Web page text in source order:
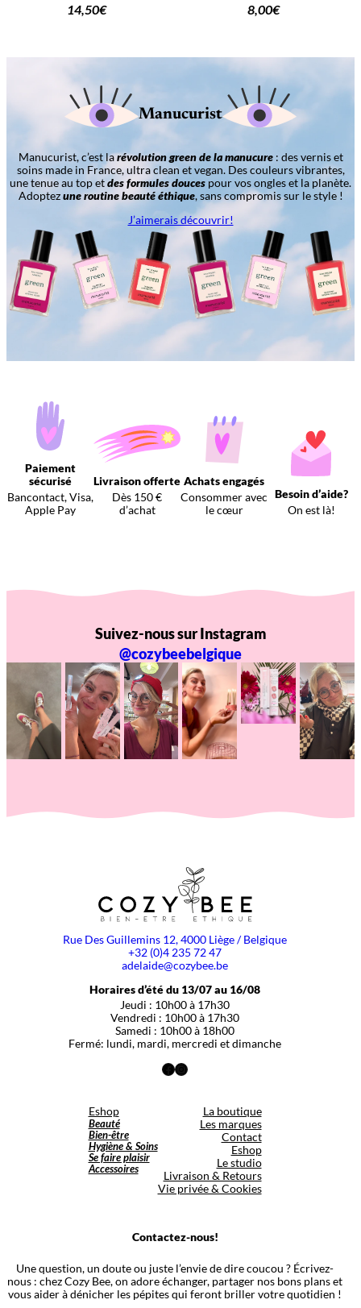
14,50€
8,00€
Manucurist
Manucurist, c’est larévolution green de la manucure: des vernis et
soins made in France, ultra clean et vegan. Des couleurs vibrantes,
une tenue au top etdes formules douces pour vos ongles et la planète.
Adoptezune routine beauté éthique, sans compromis sur le style !
J’aimerais découvrir!
Paiement
sécurisé
Bancontact, Visa,
Apple Pay
Livraison offerte
Dès 150 €
d’achat
Achats engagés
Consommer avec
le cœur
Besoin d’aide?
On est là!
Suivez-nous sur Instagram
@cozybeebelgique
Rue Des Guillemins 12, 4000 Liège / Belgique
+32 (0)4 235 72 47
adelaide@cozybee.be
Horaires d’été du 13/07 au 16/08
Jeudi : 10h00 à 17h30
Vendredi : 10h00 à 17h30
Samedi : 10h00 à 18h00
Fermé: lundi, mardi, mercredi et dimanche
Facebook
Instagram
Eshop
Beauté
Bien-être
Hygiène & Soins
Se faire plaisir
Accessoires
La boutique
Les marques
Contact
Eshop
Le studio
Livraison & Retours
Vie privée & Cookies
Contactez-nous!
Une question, un doute ou juste l’envie de dire coucou ? Écrivez-
nous : chez Cozy Bee, on adore échanger, partager nos bons plans et
vous aider à dénicher les pépites qui feront briller votre quotidien !